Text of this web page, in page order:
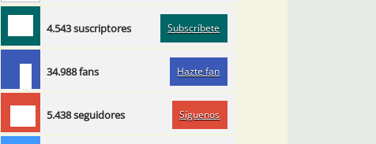
4.543 suscriptores Subscríbete
34.988 fans Hazte fan
5.438 seguidores Síguenos